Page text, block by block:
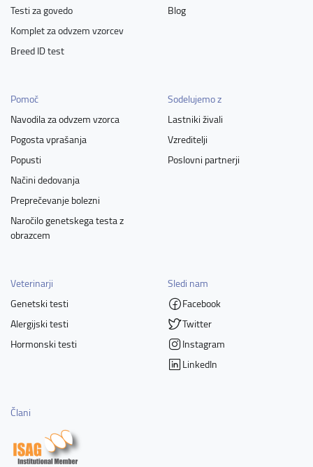
Testi za govedo
Komplet za odvzem vzorcev
Breed ID test
Blog
Pomoč
Navodila za odvzem vzorca
Pogosta vprašanja
Popusti
Načini dedovanja
Preprečevanje bolezni
Naročilo genetskega testa z
obrazcem
Sodelujemo z
Lastniki živali
Vzreditelji
Poslovni partnerji
Veterinarji
Genetski testi
Alergijski testi
Hormonski testi
Sledi nam
Facebook
Twitter
Instagram
LinkedIn
Člani